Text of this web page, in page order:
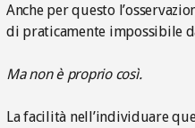
Anche per questo
di praticamente impossibile
Ma non è proprio così.
La facilità nell’individuare